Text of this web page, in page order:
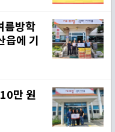
름방학
읍에 기
만 원